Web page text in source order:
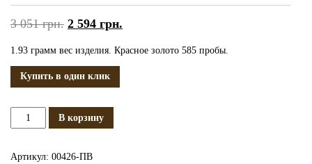
3 051грн. 2 594 грн.
1.93 грамм вес изделия. Красное золото 585 пробы.
Купить в один клик
КоличествоВ корзину
Артикул: 00426-ПВ